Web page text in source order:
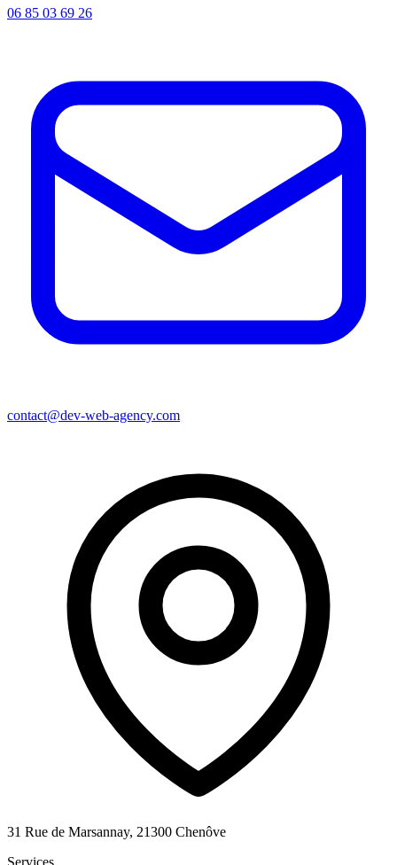
06 85 03 69 26
contact@dev-web-agency.com
31 Rue de Marsannay, 21300 Chenôve
Services